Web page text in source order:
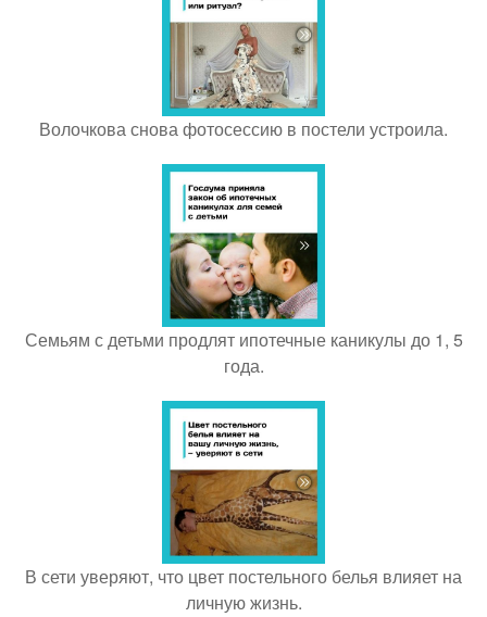
Волочкова снова фотосессию в постели устроила.
Семьям с детьми продлят ипотечные каникулы до 1, 5
года.
В сети уверяют, что цвет постельного белья влияет на
личную жизнь.